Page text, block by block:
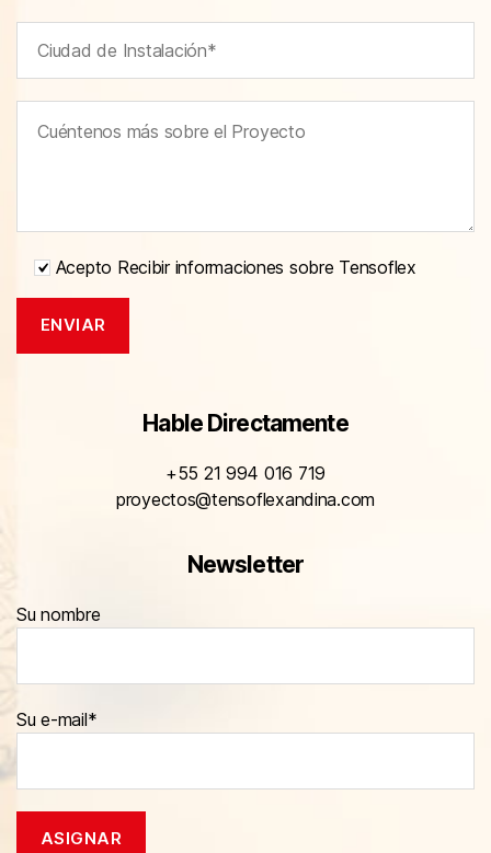
Acepto Recibir informaciones sobre Tensoflex
Hable Directamente
+55 21 994 016 719
proyectos@tensoflexandina.com
Newsletter
Su nombre
Su e-mail*